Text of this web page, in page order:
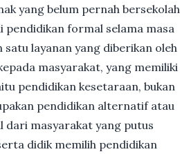
yang belum pernah bersekolah
formal selama masa
layanan yang diberikan oleh
masyarakat, yang memiliki
pendidikan kesetaraan, bukan
pendidikan alternatif atau
dari masyarakat yang putus
didik memilih pendidikan